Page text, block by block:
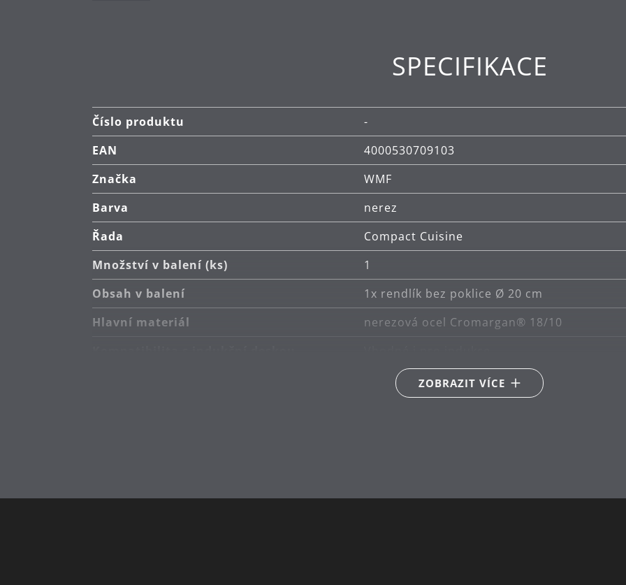
SPECIFIKACE
Číslo produktu
-
EAN
4000530709103
Značka
WMF
Barva
nerez
Řada
Compact Cuisine
Množství v balení (ks)
1
Obsah v balení
1x rendlík bez poklice Ø 20 cm
Hlavní materiál
nerezová ocel Cromargan® 18/10
Vhodné pro keramické, plynové, elektrické
ZOBRAZIT VÍCE